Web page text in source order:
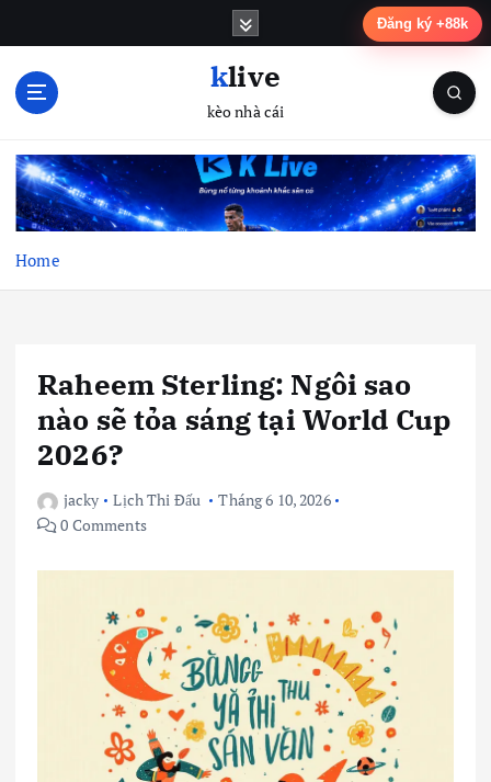
n
klive
kèo nhà cái
Home
Raheem Sterling: Ngôi sao
nào sẽ tỏa sáng tại World Cup
2026?
jacky Lịch Thi Đấu
Tháng 6 10, 2026
0 Comments
Đăng ký +88k